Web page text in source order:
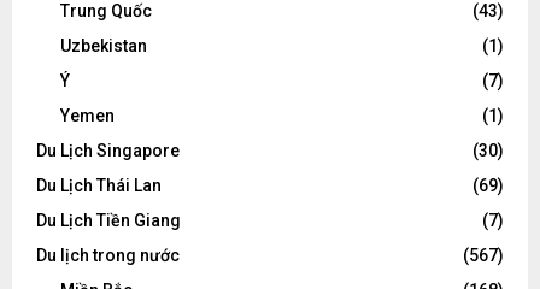
Trung Quốc
(43)
Uzbekistan
(1)
Ý
(7)
Yemen
(1)
Du Lịch Singapore
(30)
Du Lịch Thái Lan
(69)
Du Lịch Tiền Giang
(7)
Du lịch trong nước
(567)